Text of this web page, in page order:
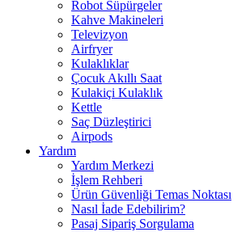
Robot Süpürgeler
Kahve Makineleri
Televizyon
Airfryer
Kulaklıklar
Çocuk Akıllı Saat
Kulakiçi Kulaklık
Kettle
Saç Düzleştirici
Airpods
Yardım
Yardım Merkezi
İşlem Rehberi
Ürün Güvenliği Temas Noktası
Nasıl İade Edebilirim?
Pasaj Sipariş Sorgulama